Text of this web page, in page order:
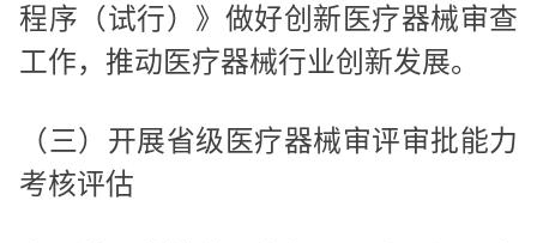
程序（试行）》做好创新医疗器械审查
工作，推动医疗器械行业创新发展。
（三）开展省级医疗器械审评审批能力
考核评估